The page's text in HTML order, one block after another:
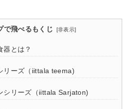
で飛べるもくじ [非表示]
器とは？
ーズ（iittala teema)
リーズ（iittala Sarjaton)